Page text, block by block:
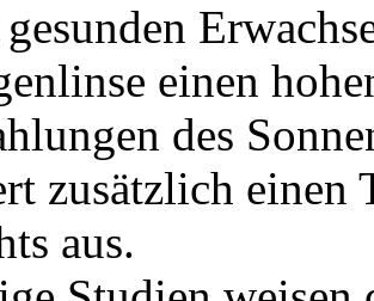
einen
des
zusätzlich einen
aus.